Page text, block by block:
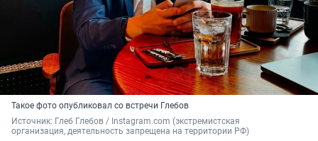
Такое фото опубликовал со встречи Глебов
Источник: Глеб Глебов / Instagram.com (экстремистская
организация, деятельность запрещена на территории РФ)